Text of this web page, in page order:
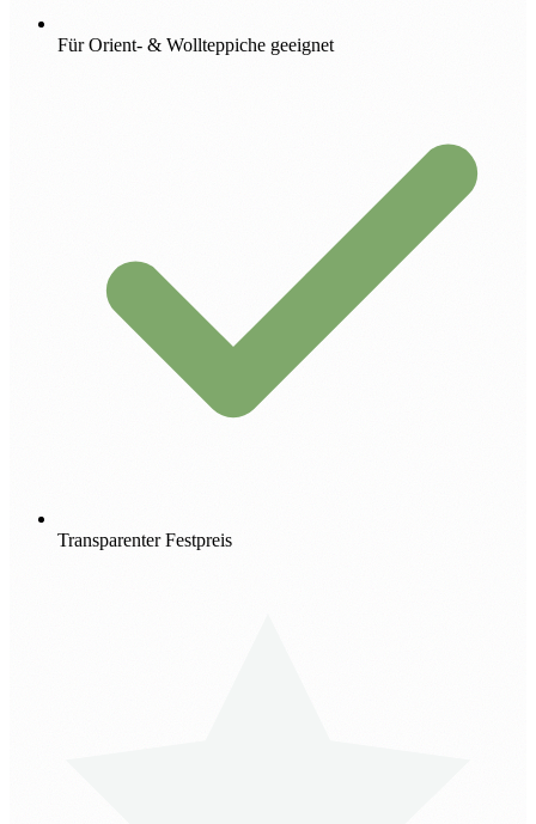
Für Orient- & Wollteppiche geeignet
Transparenter Festpreis